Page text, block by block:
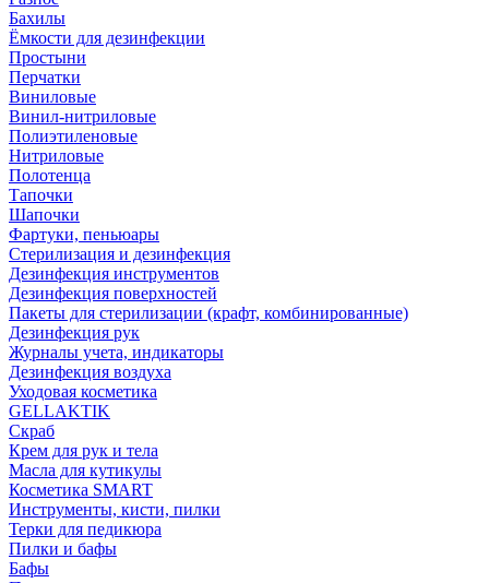
Бахилы
Ёмкости для дезинфекции
Простыни
Перчатки
Виниловые
Винил-нитриловые
Полиэтиленовые
Нитриловые
Полотенца
Тапочки
Шапочки
Фартуки, пеньюары
Стерилизация и дезинфекция
Дезинфекция инструментов
Дезинфекция поверхностей
Пакеты для стерилизации (крафт, комбинированные)
Дезинфекция рук
Журналы учета, индикаторы
Дезинфекция воздуха
Уходовая косметика
GELLAKTIK
Скраб
Крем для рук и тела
Масла для кутикулы
Косметика SMART
Инструменты, кисти, пилки
Терки для педикюра
Пилки и бафы
Бафы